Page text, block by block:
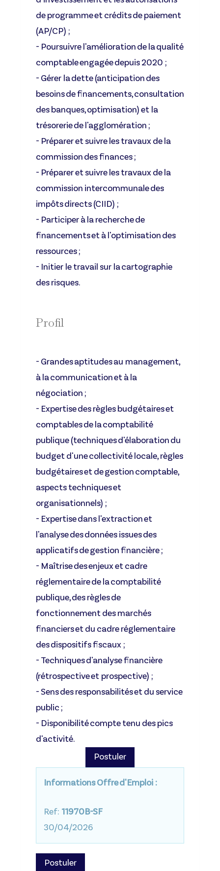
de programme et crédits de paiement
(AP/CP) ;
- Poursuivre l'amélioration de la qualité
comptable engagée depuis 2020 ;
- Gérer la dette (anticipation des
besoins de financements, consultation
des banques, optimisation) et la
trésorerie de l'agglomération ;
- Préparer et suivre les travaux de la
commission des finances ;
- Préparer et suivre les travaux de la
commission intercommunale des
impôts directs (CIID) ;
- Participer à la recherche de
financements et à l'optimisation des
ressources ;
- Initier le travail sur la cartographie
des risques.
Profil
- Grandes aptitudes au management,
à la communication et à la
négociation ;
- Expertise des règles budgétaires et
comptables de la comptabilité
publique (techniques d'élaboration du
budget d'une collectivité locale, règles
budgétaires et de gestion comptable,
aspects techniques et
organisationnels) ;
- Expertise dans l'extraction et
l'analyse des données issues des
applicatifs de gestion financière ;
- Maîtrise des enjeux et cadre
réglementaire de la comptabilité
publique, des règles de
fonctionnement des marchés
financiers et du cadre réglementaire
des dispositifs fiscaux ;
- Techniques d'analyse financière
(rétrospective et prospective) ;
- Sens des responsabilités et du service
public ;
- Disponibilité compte tenu des pics
d'activité.
Postuler
Informations Offre d'Emploi :
Ref: 11970B-SF
30/04/2026
Postuler